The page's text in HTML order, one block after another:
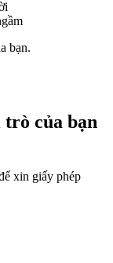
bạn.
trò của bạn
xin giấy phép